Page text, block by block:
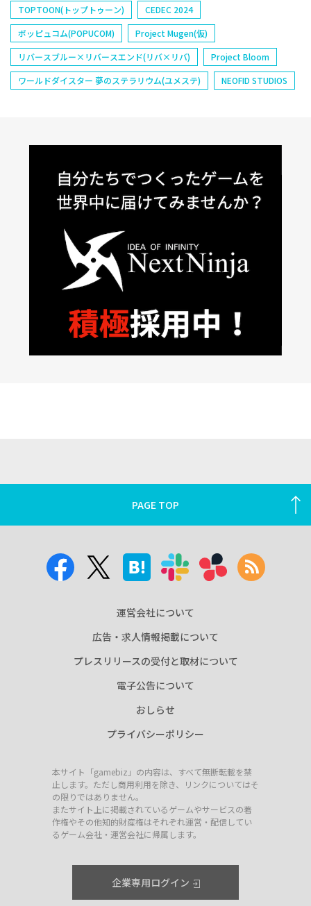
TOPTOON(トップトゥーン)
CEDEC 2024
ポッピュコム(POPUCOM)
Project Mugen(仮)
リバースブルー×リバースエンド(リバ×リバ)
Project Bloom
ワールドダイスター 夢のステラリウム(ユメステ)
NEOFID STUDIOS
PAGE TOP
運営会社について
広告・求人情報掲載について
プレスリリースの受付と取材について
電子公告について
おしらせ
プライバシーポリシー
本サイト「gamebiz」の内容は、すべて無断転載を禁
止します。ただし商用利用を除き、リンクについてはそ
の限りではありません。
またサイト上に掲載されているゲームやサービスの著
作権やその他知的財産権はそれぞれ運営・配信してい
るゲーム会社・運営会社に帰属します。
企業専用ログイン